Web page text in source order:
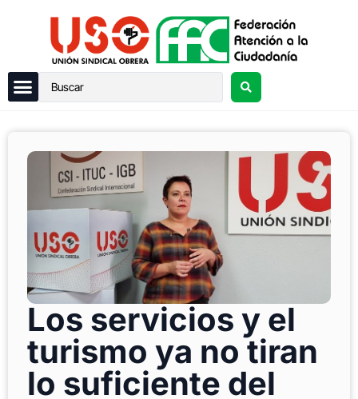
Los servicios y el
turismo ya no tiran
lo suficiente del